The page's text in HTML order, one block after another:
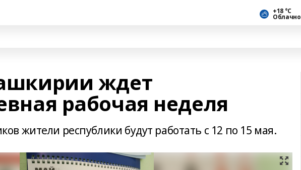
+18 °С
Облачно
ждет
рабочая неделя
жители республики будут работать с 12 по 15 мая.